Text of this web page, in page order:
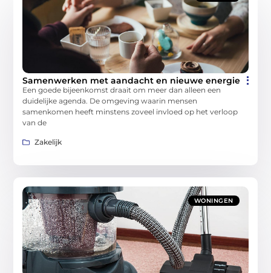
Samenwerken met aandacht en nieuwe energie
Een goede bijeenkomst draait om meer dan alleen een
duidelijke agenda. De omgeving waarin mensen
samenkomen heeft minstens zoveel invloed op het verloop
van de
Zakelijk
WONINGEN